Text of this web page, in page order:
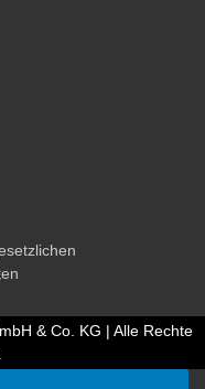
& Co. KG | Alle Rechte